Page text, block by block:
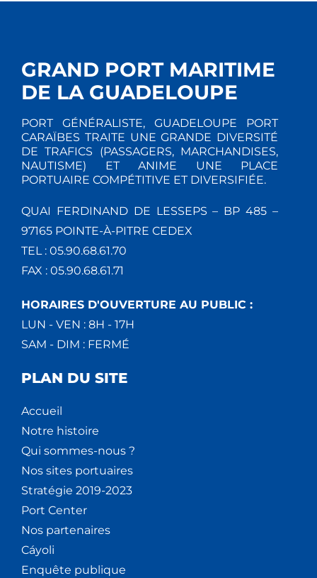
GRAND PORT MARITIME
DE LA GUADELOUPE
PORT GÉNÉRALISTE, GUADELOUPE PORT
CARAÏBES TRAITE UNE GRANDE DIVERSITÉ
DE TRAFICS (PASSAGERS, MARCHANDISES,
NAUTISME) ET ANIME UNE PLACE
PORTUAIRE COMPÉTITIVE ET DIVERSIFIÉE.
QUAI FERDINAND DE LESSEPS – BP 485 –
97165 POINTE-À-PITRE CEDEX
TEL : 05.90.68.61.70
FAX : 05.90.68.61.71
HORAIRES D'OUVERTURE AU PUBLIC :
LUN - VEN : 8H - 17H
SAM - DIM : FERMÉ
PLAN DU SITE
Accueil
Notre histoire
Qui sommes-nous ?
Nos sites portuaires
Stratégie 2019-2023
Port Center
Nos partenaires
Cáyoli
Enquête publique